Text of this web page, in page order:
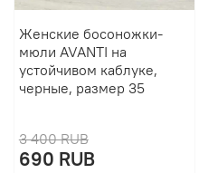
Женские босоножки-
мюли AVANTI на
устойчивом каблуке,
черные, размер 35
3 400 RUB
690 RUB